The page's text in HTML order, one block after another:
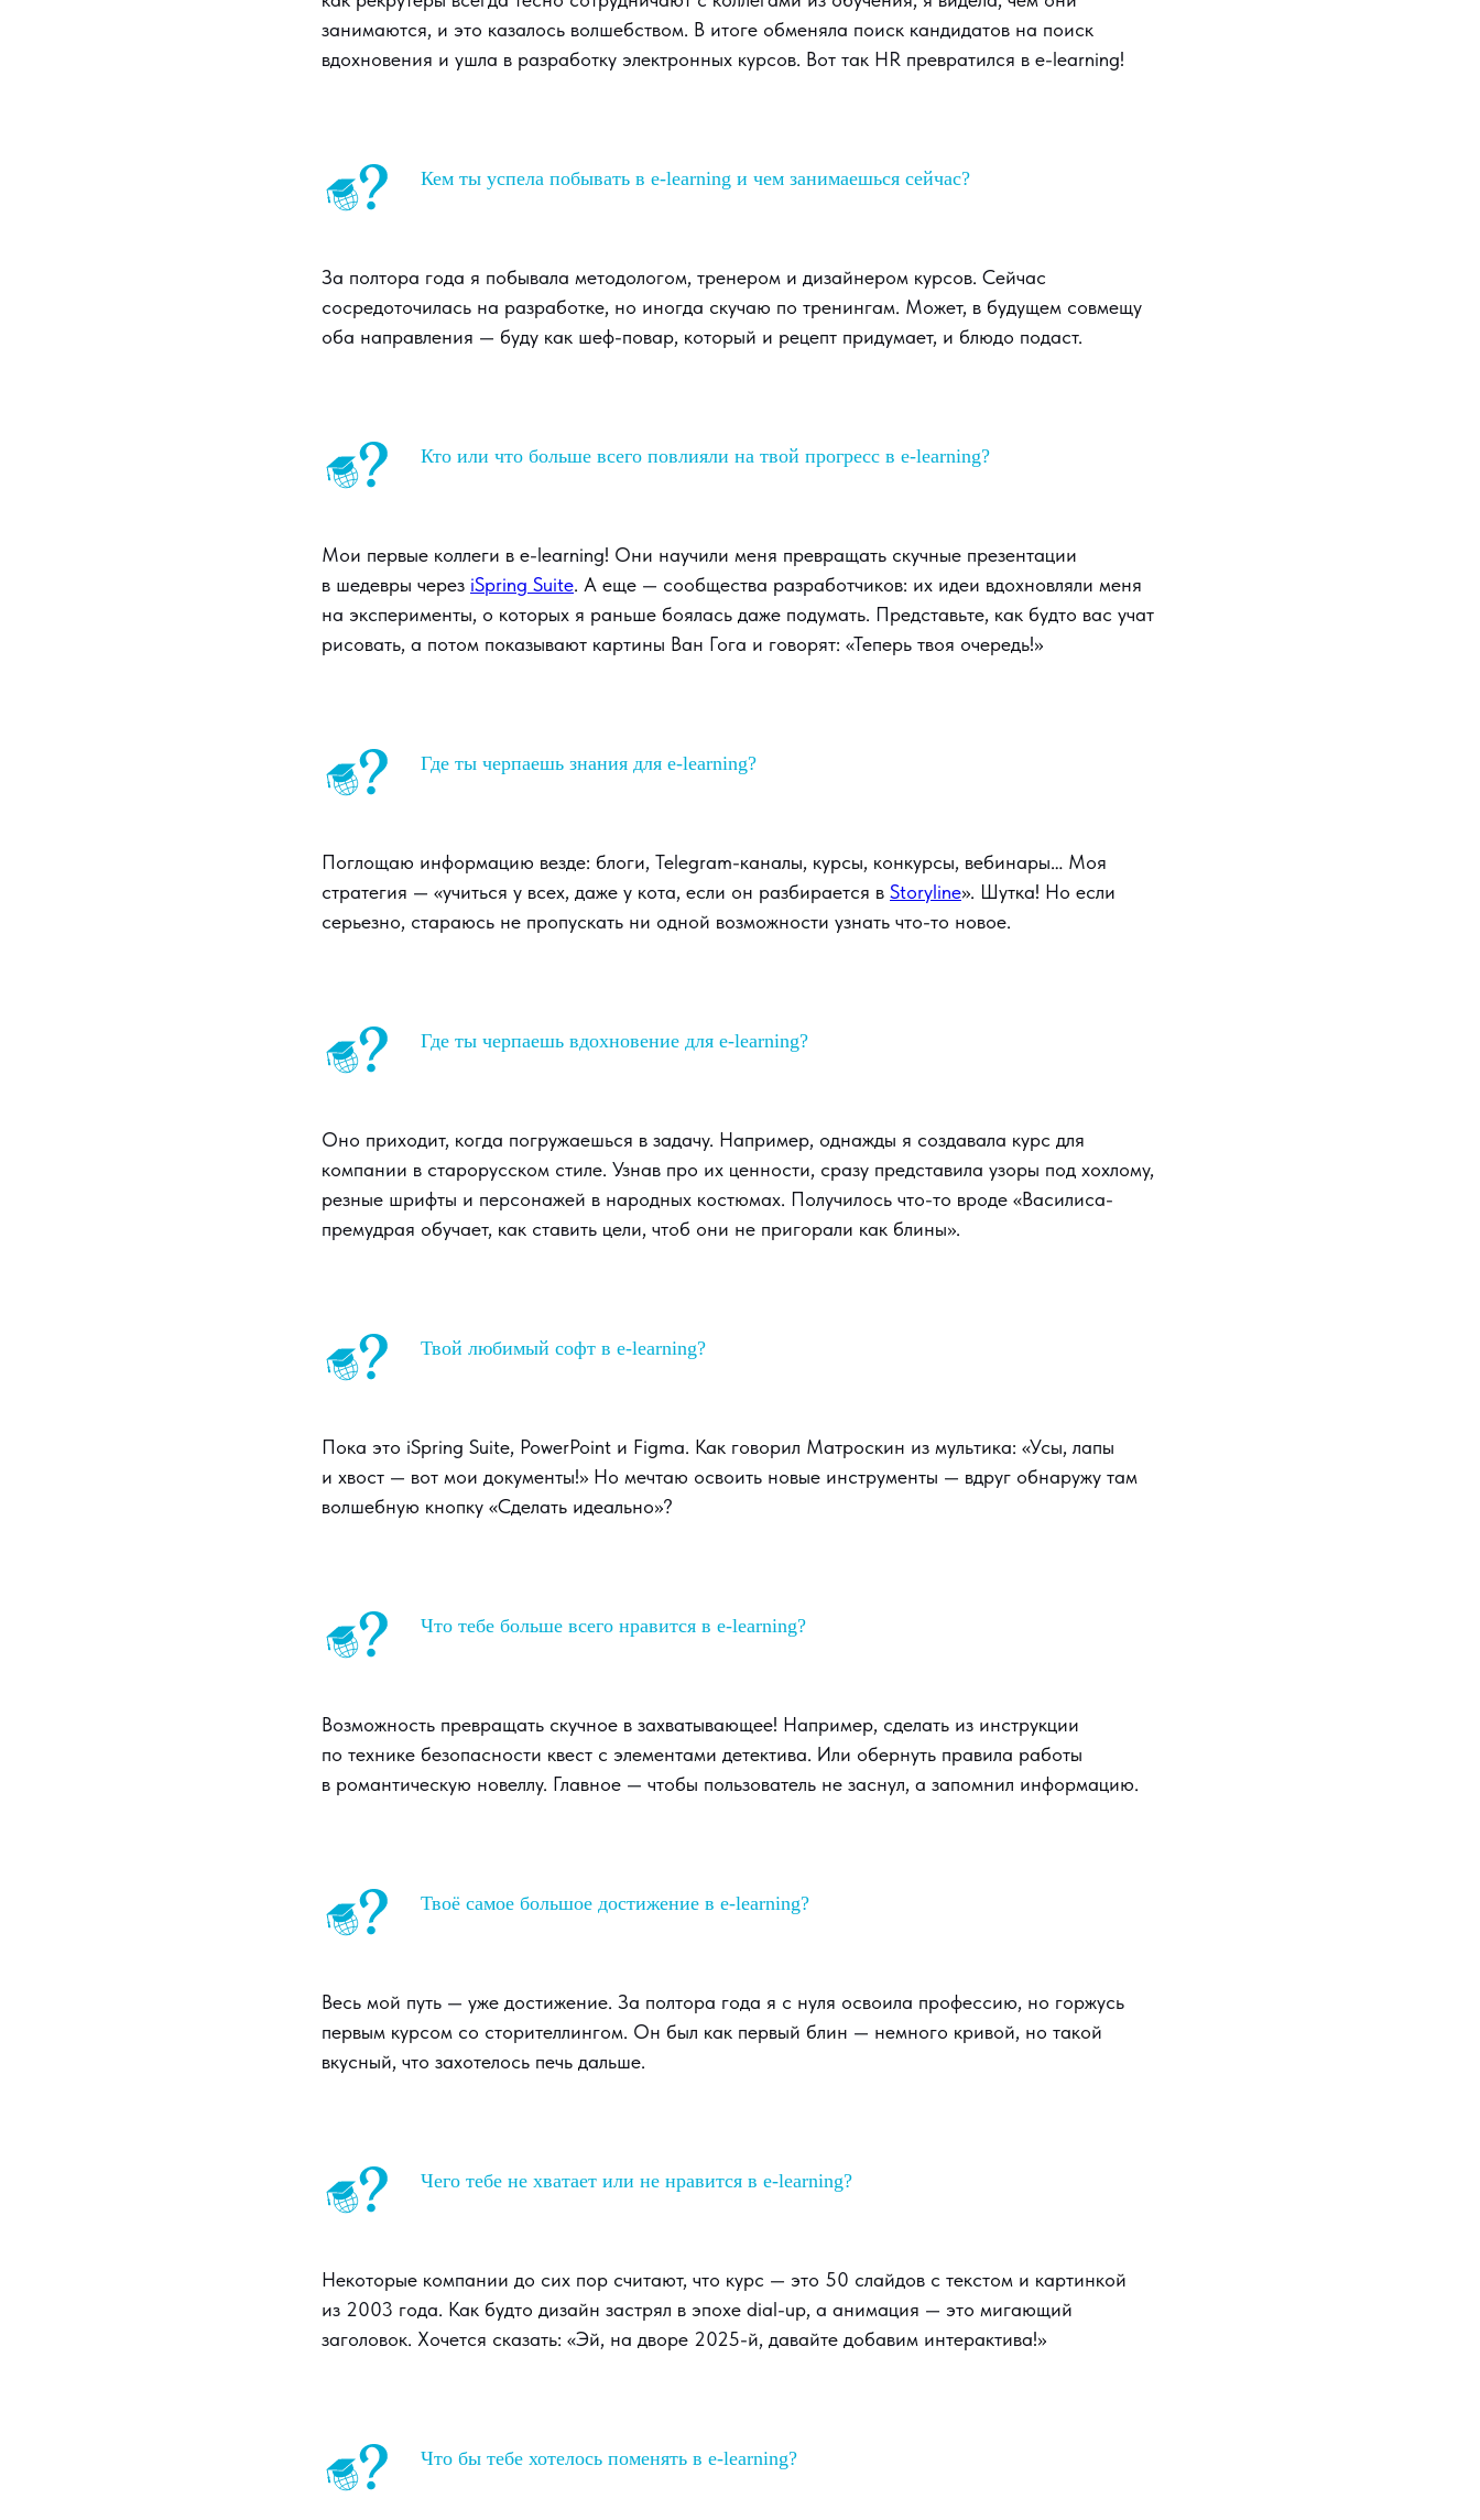
занимаются, и это казалось волшебством. В итоге обменяла поиск кандидатов на поиск
вдохновения и ушла в разработку электронных курсов. Вот так HR превратился в e-learning!
Кем ты успела побывать в e-learning и чем занимаешься сейчас?
За полтора года я побывала методологом, тренером и дизайнером курсов. Сейчас
сосредоточилась на разработке, но иногда скучаю по тренингам. Может, в будущем совмещу
оба направления — буду как шеф-повар, который и рецепт придумает, и блюдо подаст.
Кто или что больше всего повлияли на твой прогресс в e-learning?
Мои первые коллеги в e-learning! Они научили меня превращать скучные презентации
в шедевры через iSpring Suite. А еще — сообщества разработчиков: их идеи вдохновляли меня
на эксперименты, о которых я раньше боялась даже подумать. Представьте, как будто вас учат
рисовать, а потом показывают картины Ван Гога и говорят: «Теперь твоя очередь!»
Где ты черпаешь знания для e-learning?
Поглощаю информацию везде: блоги, Telegram-каналы, курсы, конкурсы, вебинары… Моя
стратегия — «учиться у всех, даже у кота, если он разбирается в Storyline». Шутка! Но если
серьезно, стараюсь не пропускать ни одной возможности узнать что-то новое.
Где ты черпаешь вдохновение для e-learning?
Оно приходит, когда погружаешься в задачу. Например, однажды я создавала курс для
компании в старорусском стиле. Узнав про их ценности, сразу представила узоры под хохлому,
резные шрифты и персонажей в народных костюмах. Получилось что-то вроде «Василиса-
премудрая обучает, как ставить цели, чтоб они не пригорали как блины».
Твой любимый софт в e-learning?
Пока это iSpring Suite, PowerPoint и Figma. Как говорил Матроскин из мультика: «Усы, лапы
и хвост — вот мои документы!» Но мечтаю освоить новые инструменты — вдруг обнаружу там
волшебную кнопку «Сделать идеально»?
Что тебе больше всего нравится в e-learning?
Возможность превращать скучное в захватывающее! Например, сделать из инструкции
по технике безопасности квест с элементами детектива. Или обернуть правила работы
в романтическую новеллу. Главное — чтобы пользователь не заснул, а запомнил информацию.
Твоё самое большое достижение в e-learning?
Весь мой путь — уже достижение. За полтора года я с нуля освоила профессию, но горжусь
первым курсом со сторителлингом. Он был как первый блин — немного кривой, но такой
вкусный, что захотелось печь дальше.
Чего тебе не хватает или не нравится в e-learning?
Некоторые компании до сих пор считают, что курс — это 50 слайдов с текстом и картинкой
из 2003 года. Как будто дизайн застрял в эпохе dial-up, а анимация — это мигающий
заголовок. Хочется сказать: «Эй, на дворе 2025-й, давайте добавим интерактива!»
Что бы тебе хотелось поменять в e-learning?